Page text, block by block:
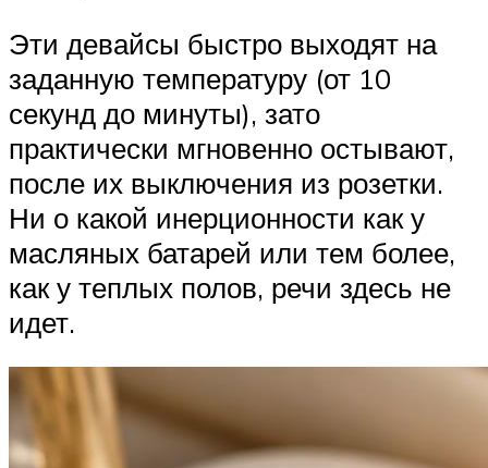
Эти девайсы быстро выходят на
заданную температуру (от 10
секунд до минуты), зато
практически мгновенно остывают,
после их выключения из розетки.
Ни о какой инерционности как у
масляных батарей или тем более,
как у теплых полов, речи здесь не
идет.